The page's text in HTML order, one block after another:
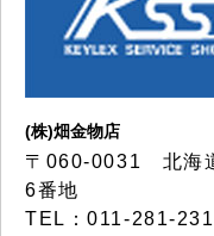
(株)畑金物店
〒060-0031 北海
6番地
TEL：011-281-